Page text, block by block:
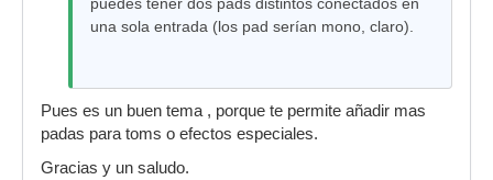
puedes tener dos pads distintos conectados en
una sola entrada (los pad serían mono, claro).
Pues es un buen tema , porque te permite añadir mas
padas para toms o efectos especiales.
Gracias y un saludo.